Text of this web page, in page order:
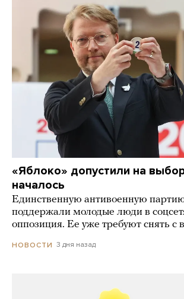
«Яблоко» допустили на
началось
Единственную антивоенную
поддержали молодые люди в
оппозиция. Ее уже требуют снять с
НОВОСТИ 3 дня назад